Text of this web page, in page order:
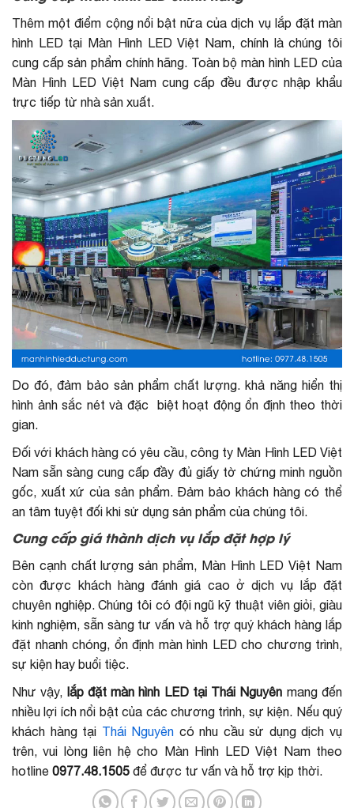
Thêm một điểm cộng nổi bật nữa của dịch vụ lắp đặt màn
hình LED tại Màn Hình LED Việt Nam, chính là chúng tôi
cung cấp sản phẩm chính hãng. Toàn bộ màn hình LED của
Màn Hình LED Việt Nam cung cấp đều được nhập khẩu
trực tiếp từ nhà sản xuất.
Do đó, đảm bảo sản phẩm chất lượng. khả năng hiển thị
hình ảnh sắc nét và đặc biệt hoạt động ổn định theo thời
gian.
Đối với khách hàng có yêu cầu, công ty Màn Hình LED Việt
Nam sẵn sàng cung cấp đầy đủ giấy tờ chứng minh nguồn
gốc, xuất xứ của sản phẩm. Đảm bảo khách hàng có thể
an tâm tuyệt đối khi sử dụng sản phẩm của chúng tôi.
Cung cấp giá thành dịch vụ lắp đặt hợp lý
Bên cạnh chất lượng sản phẩm, Màn Hình LED Việt Nam
còn được khách hàng đánh giá cao ở dịch vụ lắp đặt
chuyên nghiệp. Chúng tôi có đội ngũ kỹ thuật viên giỏi, giàu
kinh nghiệm, sẵn sàng tư vấn và hỗ trợ quý khách hàng lắp
đặt nhanh chóng, ổn định màn hình LED cho chương trình,
sự kiện hay buổi tiệc.
Như vậy, lắp đặt màn hình LED tại Thái Nguyên mang đến
nhiều lợi ích nổi bật của các chương trình, sự kiện. Nếu quý
khách hàng tại Thái Nguyên có nhu cầu sử dụng dịch vụ
trên, vui lòng liên hệ cho Màn Hình LED Việt Nam theo
hotline 0977.48.1505 để được tư vấn và hỗ trợ kịp thời.